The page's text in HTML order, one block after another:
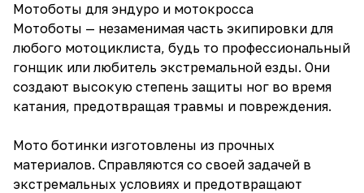
Мотоботы для эндуро и мотокросса
Мотоботы — незаменимая часть экипировки для
любого мотоциклиста, будь то профессиональный
гонщик или любитель экстремальной езды. Они
создают высокую степень защиты ног во время
катания, предотвращая травмы и повреждения.
Мото ботинки изготовлены из прочных
материалов. Справляются со своей задачей в
экстремальных условиях и предотвращают